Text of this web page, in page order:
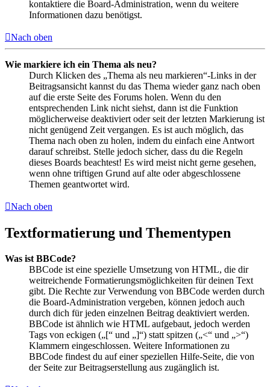
kontaktiere die Board-Administration, wenn du weitere
Informationen dazu benötigst.
Nach oben
Wie markiere ich ein Thema als neu?
Durch Klicken des „Thema als neu markieren“-Links in der
Beitragsansicht kannst du das Thema wieder ganz nach oben
auf die erste Seite des Forums holen. Wenn du den
entsprechenden Link nicht siehst, dann ist die Funktion
möglicherweise deaktiviert oder seit der letzten Markierung ist
nicht genügend Zeit vergangen. Es ist auch möglich, das
Thema nach oben zu holen, indem du einfach eine Antwort
darauf schreibst. Stelle jedoch sicher, dass du die Regeln
dieses Boards beachtest! Es wird meist nicht gerne gesehen,
wenn ohne triftigen Grund auf alte oder abgeschlossene
Themen geantwortet wird.
Nach oben
Textformatierung und Thementypen
Was ist BBCode?
BBCode ist eine spezielle Umsetzung von HTML, die dir
weitreichende Formatierungsmöglichkeiten für deinen Text
gibt. Die Rechte zur Verwendung von BBCode werden durch
die Board-Administration vergeben, können jedoch auch
durch dich für jeden einzelnen Beitrag deaktiviert werden.
BBCode ist ähnlich wie HTML aufgebaut, jedoch werden
Tags von eckigen („[“ und „]“) statt spitzen („<“ und „>“)
Klammern eingeschlossen. Weitere Informationen zu
BBCode findest du auf einer speziellen Hilfe-Seite, die von
der Seite zur Beitragserstellung aus zugänglich ist.